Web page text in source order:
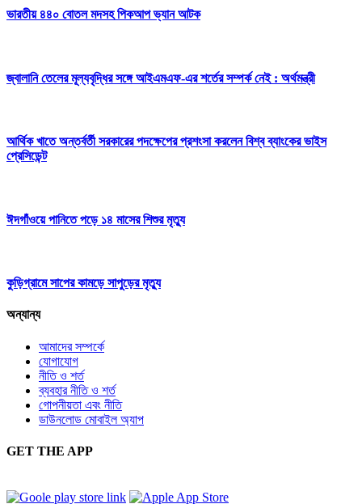
ভারতীয় ৪৪০ বোতল মদসহ পিকআপ ভ্যান আটক
জ্বালানি তেলের মূল্যবৃদ্ধির সঙ্গে আইএমএফ-এর শর্তের সম্পর্ক নেই : অর্থমন্ত্রী
আর্থিক খাতে অন্তর্বর্তী সরকারের পদক্ষেপের প্রশংসা করলেন বিশ্ব ব্যাংকের ভাইস
প্রেসিডেন্ট
ঈদগাঁওয়ে পানিতে পড়ে ১৪ মাসের শিশুর মৃত্যু
কুড়িগ্রামে সাপের কামড়ে সাপুড়ের মৃত্যু
অন্যান্য
আমাদের সম্পর্কে
যোগাযোগ
নীতি ও শর্ত
ব্যবহার নীতি ও শর্ত
গোপনীয়তা এবং নীতি
ডাউনলোড মোবাইল অ্যাপ
GET THE APP